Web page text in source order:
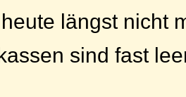
längst nicht
sind fast